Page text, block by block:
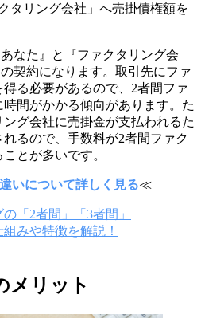
タリング会社」へ売掛債権額を
なた』と『ファクタリング会
契約になります。取引先にファ
る必要があるので、2者間ファ
間がかかる傾向があります。た
グ会社に売掛金が支払われるた
るので、手数料が2者間ファク
とが多いです。
いについて詳しく見る≪
「2者間」「3者間」
みや特徴を解説！
メリット